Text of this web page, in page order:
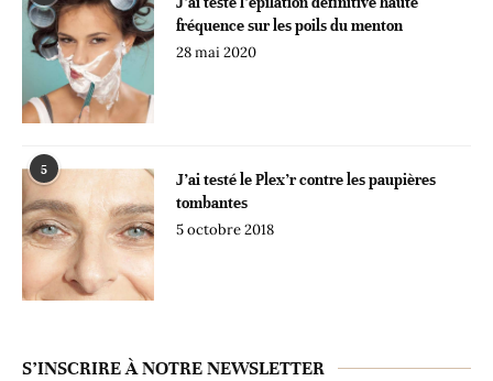
fréquence sur les poils du menton
28 mai 2020
5
J’ai testé le Plex’r contre les paupières
tombantes
5 octobre 2018
S’INSCRIRE À NOTRE NEWSLETTER